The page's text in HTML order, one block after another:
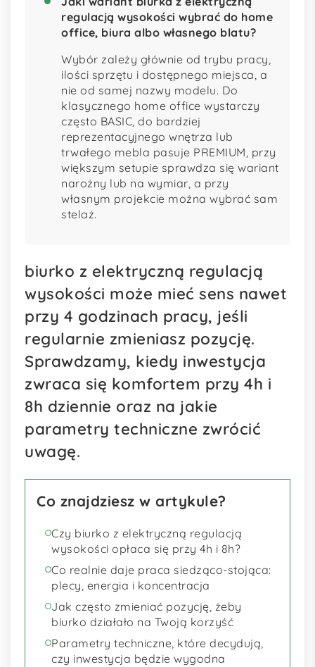
regulacją wysokości wybrać do home
office, biura albo własnego blatu?
Wybór zależy głównie od trybu pracy,
ilości sprzętu i dostępnego miejsca, a
nie od samej nazwy modelu. Do
klasycznego home office wystarczy
często BASIC, do bardziej
reprezentacyjnego wnętrza lub
trwałego mebla pasuje PREMIUM, przy
większym setupie sprawdza się wariant
narożny lub na wymiar, a przy
własnym projekcie można wybrać sam
stelaż.
biurko z elektryczną regulacją
wysokości może mieć sens nawet
przy 4 godzinach pracy, jeśli
regularnie zmieniasz pozycję.
Sprawdzamy, kiedy inwestycja
zwraca się komfortem przy 4h i
8h dziennie oraz na jakie
parametry techniczne zwrócić
uwagę.
Co znajdziesz w artykule?
Czy biurko z elektryczną regulacją
wysokości opłaca się przy 4h i 8h?
Co realnie daje praca siedząco-stojąca:
plecy, energia i koncentracja
Jak często zmieniać pozycję, żeby
biurko działało na Twoją korzyść
Parametry techniczne, które decydują,
czy inwestycja będzie wygodna